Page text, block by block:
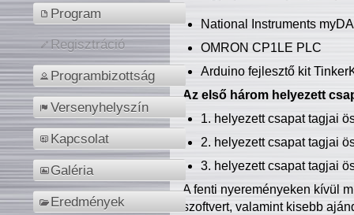
Program
Regisztráció
Programbizottság
Versenyhelyszín
Kapcsolat
Galéria
Eredmények
National Instruments
OMRON CP1LE PLC
Arduino fejlesztő kit
Az első három helyezett
1. helyezett csapat tagjai
2. helyezett csapat tagjai
3. helyezett csapat tagjai
A fenti nyereményeken kívül
szoftvert, valamint kisebb